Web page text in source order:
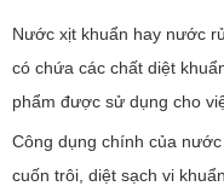
Nước xịt khuẩn hay nước
có chứa các chất diệt
phẩm được sử dụng cho
Công dụng chính của
cuốn trôi, diệt sạch vi